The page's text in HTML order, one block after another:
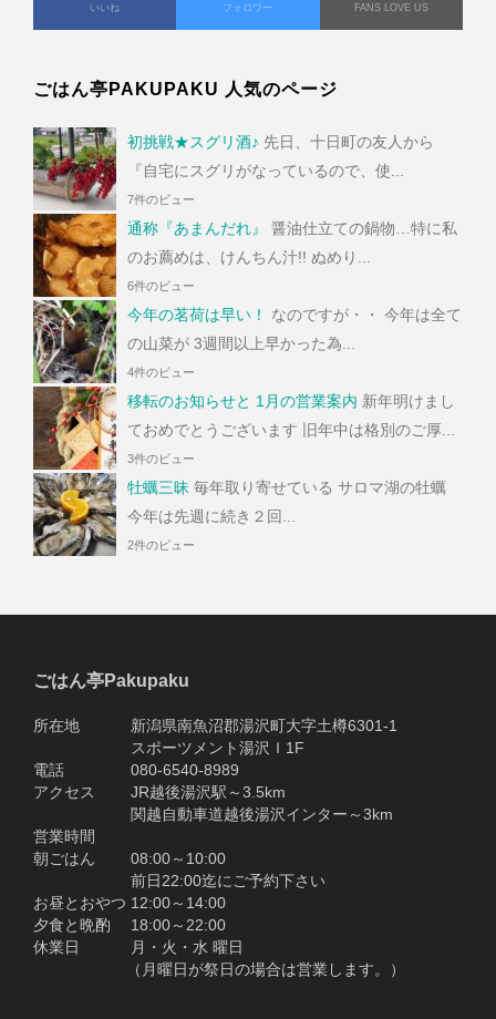
いいね フォロワー FANS LOVE US
ごはん亭PAKUPAKU 人気のページ
初挑戦★スグリ酒♪ 先日、十日町の友人から
『自宅にスグリがなっているので、使...
7件のビュー
通称『あまんだれ』
醤油仕立ての鍋物…特に私
のお薦めは、けんちん汁!! ぬめり...
6件のビュー
今年の茗荷は早い！
なのですが・・ 今年は全て
の山菜が 3週間以上早かった為...
4件のビュー
移転のお知らせと 1月の営業案内 新年明けまし
ておめでとうございます 旧年中は格別のご厚...
3件のビュー
牡蠣三昧 毎年取り寄せている サロマ湖の牡蠣
今年は先週に続き２回...
2件のビュー
ごはん亭Pakupaku
所在地 新潟県南魚沼郡湯沢町大字土樽6301-1
スポーツメント湯沢Ｉ1F
電話 080-6540-8989
アクセス JR越後湯沢駅～3.5km
関越自動車道越後湯沢インター～3km
営業時間
朝ごはん 08:00～10:00
前日22:00迄にご予約下さい
お昼とおやつ 12:00～14:00
夕食と晩酌 18:00～22:00
休業日 月・火・水 曜日
（月曜日が祭日の場合は営業します。）